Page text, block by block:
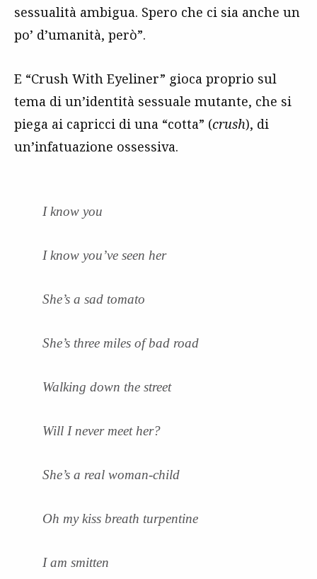
sessualità ambigua. Spero che ci sia anche un
po’ d’umanità, però”.
E “Crush With Eyeliner” gioca proprio sul
tema di un’identità sessuale mutante, che si
piega ai capricci di una “cotta” (crush), di
un’infatuazione ossessiva.
I know you
I know you’ve seen her
She’s a sad tomato
She’s three miles of bad road
Walking down the street
Will I never meet her?
She’s a real woman-child
Oh my kiss breath turpentine
I am smitten